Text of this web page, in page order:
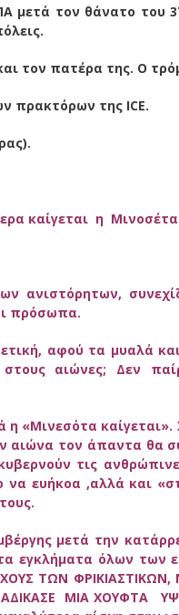
μετά τον θάνατο του
τον πατέρα της. Ο
πρακτόρων της ICE.
καίγεται η
ανιστόρητων,
πρόσωπα.
αφού τα μυαλά
αιώνες; Δεν
η «Μινεσότα
τον άπαντα θα
τις
ευήκοα ,αλλά και
τους.
μετά την
εγκλήματα όλων των
ΤΩΝ
ΜΙΑ ΧΟΥΦΤΑ